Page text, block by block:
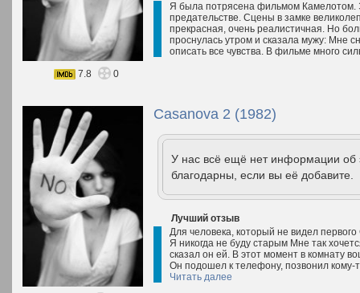
Я была потрясена фильмом Камелотом.
предательстве. Сцены в замке
прекрасная, очень реалистичная. Но
проснулась утром и сказала мужу: Мне
описать все чувства. В фильме много
7.8
0
Casanova 2 (1982)
У нас всё ещё нет информации
благодарны, если вы её добавите.
Лучший отзыв
Для человека, который не видел
Я никогда не буду старым Мне так
сказал он ей. В этот момент в комнату
Он подошел к телефону, позвонил кому-
Читать далее